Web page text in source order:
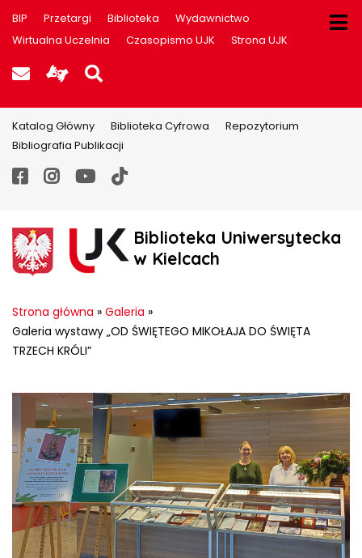
BIP Przetargi Biblioteka
Wydawnictwo
Wirtualna Uczelnia
Czasopismo UJK Strona UJK
Poczta UJK
Informacje dla użytkowników
Szukaj na stronie
Katalog Główny Biblioteka Cyfrowa
Repozytorium
Bibliografia Publikacji
Facebook
Instagram
YouTube
TikTok
Biblioteka Uniwersytecka
w Kielcach
Strona główna » Galeria »
Galeria wystawy „OD ŚWIĘTEGO MIKOŁAJA DO ŚWIĘTA
TRZECH KRÓLI”